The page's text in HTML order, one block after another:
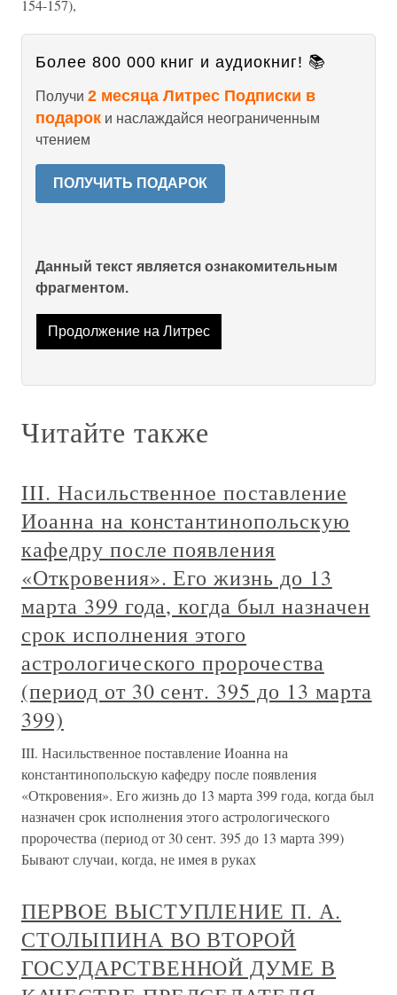
154-157),
Более 800 000 книг и аудиокниг! 📚
Получи 2 месяца Литрес Подписки в
подарок и наслаждайся неограниченным
чтением
ПОЛУЧИТЬ ПОДАРОК
Данный текст является ознакомительным
фрагментом.
Продолжение на Литрес
Читайте также
III. Насильственное поставление
Иоанна на константинопольскую
кафедру после появления
«Откровения». Его жизнь до 13
марта 399 года, когда был назначен
срок исполнения этого
астрологического пророчества
(период от 30 сент. 395 до 13 марта
399)
III. Насильственное поставление Иоанна на
константинопольскую кафедру после появления
«Откровения». Его жизнь до 13 марта 399 года, когда был
назначен срок исполнения этого астрологического
пророчества (период от 30 сент. 395 до 13 марта 399)
Бывают случаи, когда, не имея в руках
ПEPBOE ВЫСТУПЛЕНИЕ П. А.
СТОЛЫПИНА ВО ВТОРОЙ
ГОСУДАРСТВЕННОЙ ДУМЕ В